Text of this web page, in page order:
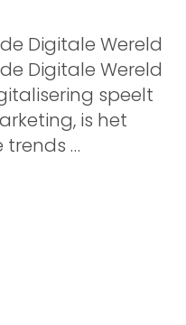
Digitale Wereld
Digitale Wereld
speelt
is het
trends …